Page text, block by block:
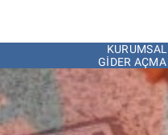
KURUMSAL
GIDER AÇMA